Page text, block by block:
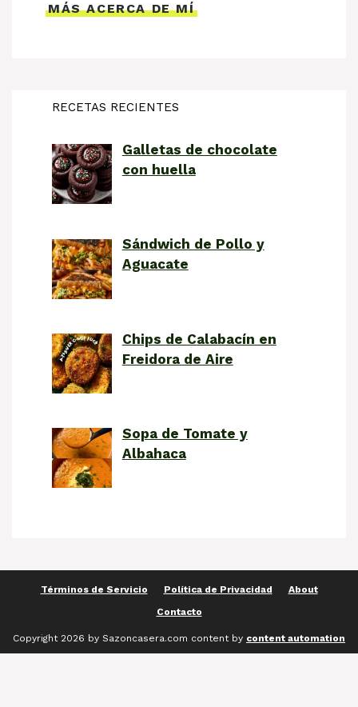
MÁS ACERCA DE MÍ
RECETAS RECIENTES
Galletas de chocolate
con huella
Sándwich de Pollo y
Aguacate
Chips de Calabacín en
Freidora de Aire
Sopa de Tomate y
Albahaca
Términos de Servicio Política de Privacidad
About
Contacto
Copyright 2026 by Sazoncasera.com content by content automation